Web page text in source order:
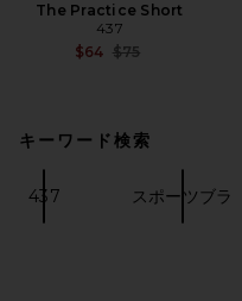
The Practice Short
437
$64 Previous price:
$75
キーワード検索
437 スポーツブラ